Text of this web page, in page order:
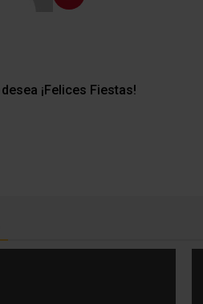
¡Felices Fiestas!